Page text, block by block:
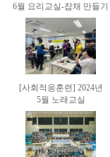
6월 요리교실-잡채 만들기
[사회적응훈련] 2024년
5월 노래교실